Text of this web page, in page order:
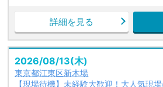
詳細を見る
2026/08/13(木)
東京都江東区新木場
【現場待機】未経験大歓迎！大人気現